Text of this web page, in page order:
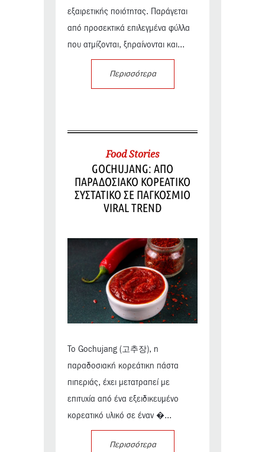
εξαιρετικής ποιότητας. Παράγεται
από προσεκτικά επιλεγμένα φύλλα
που ατμίζονται, ξηραίνονται και...
Περισσότερα
Food Stories
GOCHUJANG: ΑΠΟ
ΠΑΡΑΔΟΣΙΑΚΟ ΚΟΡΕΑΤΙΚΟ
ΣΥΣΤΑΤΙΚΟ ΣΕ ΠΑΓΚΟΣΜΙΟ
VIRAL TREND
Το Gochujang (고추장), η
παραδοσιακή κορεάτικη πάστα
πιπεριάς, έχει μετατραπεί με
επιτυχία από ένα εξειδικευμένο
κορεατικό υλικό σε έναν �...
Περισσότερα